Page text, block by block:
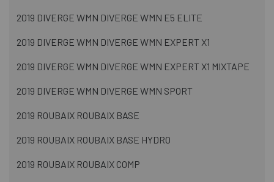
2019 DIVERGE WMN DIVERGE WMN E5 ELITE
2019 DIVERGE WMN DIVERGE WMN EXPERT X1
2019 DIVERGE WMN DIVERGE WMN EXPERT X1 MIXTAPE
2019 DIVERGE WMN DIVERGE WMN SPORT
2019 ROUBAIX ROUBAIX BASE
2019 ROUBAIX ROUBAIX BASE HYDRO
2019 ROUBAIX ROUBAIX COMP